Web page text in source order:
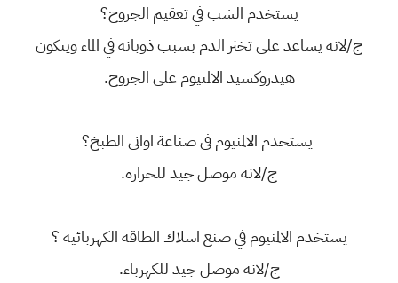
يستخدم الشب في تعقيم الجروح؟
ج/لانه يساعد على تخثر الدم بسبب ذوبانه في الماء ويتكون
هيدروكسيد الالمنيوم على الجروح.
يستخدم الالمنيوم في صناعة اواني الطبخ؟
ج/لانه موصل جيد للحرارة.
يستخدم الالمنيوم في صنع اسلاك الطاقة الكهربائية ؟
ج/لانه موصل جيد للكهرباء.